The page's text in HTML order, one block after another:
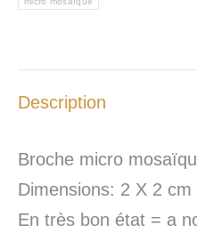
Description
Broche micro
Dimensions: 2 X 2 cm
En très bon état = a